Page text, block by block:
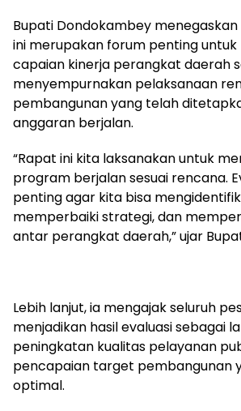
Bupati Dondokambey
ini merupakan forum penting untuk
capaian kinerja perangkat daerah
menyempurnakan pelaksanaan
pembangunan yang telah
anggaran berjalan.
“Rapat ini kita laksanakan untuk
program berjalan sesuai rencana.
penting agar kita bisa
memperbaiki strategi, dan
antar perangkat daerah,” ujar
Lebih lanjut, ia mengajak seluruh
menjadikan hasil evaluasi sebagai
peningkatan kualitas pelayanan
pencapaian target pembangunan
optimal.